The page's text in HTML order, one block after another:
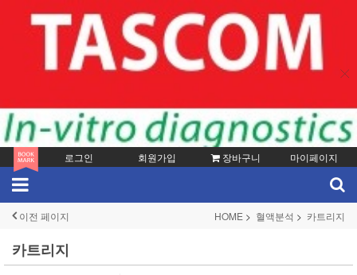
로그인 회원가입 장바구니 마이페이지
이전 페이지 HOME 혈액분석 카트리지
카트리지